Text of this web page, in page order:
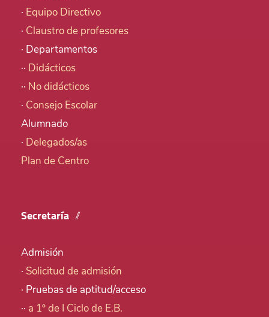
· Equipo Directivo
· Claustro de profesores
· Departamentos
·· Didácticos
·· No didácticos
· Consejo Escolar
Alumnado
· Delegados/as
Plan de Centro
Secretaría
Admisión
· Solicitud de admisión
· Pruebas de aptitud/acceso
·· a 1º de I Ciclo de E.B.